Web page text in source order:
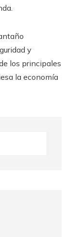
y
los principales
la economía